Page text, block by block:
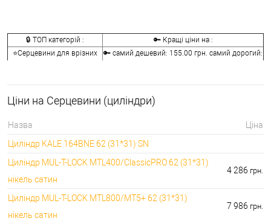
🔒 ТОП категорій :
🔑 Кращі ціни на :
⭐Серцевини для врізних
🔑 самий дешевий: 155.00 грн. самий дорогий:
🔑 самий дешевий: 133.00 грн. самий дорогий:
🔐Аксесуари для серцевин:
🔑 самий дешевий: 30.00 грн. самий дорогий:
Ціни на Серцевини (циліндри)
Назва
Ціна
Циліндр KALE 164BNE 62 (31*31) SN
Циліндр MUL-T-LOCK MTL400/ClassicPRO 62 (31*31)
нікель сатин
4 286 грн.
Циліндр MUL-T-LOCK MTL800/MT5+ 62 (31*31)
нікель сатин
7 986 грн.